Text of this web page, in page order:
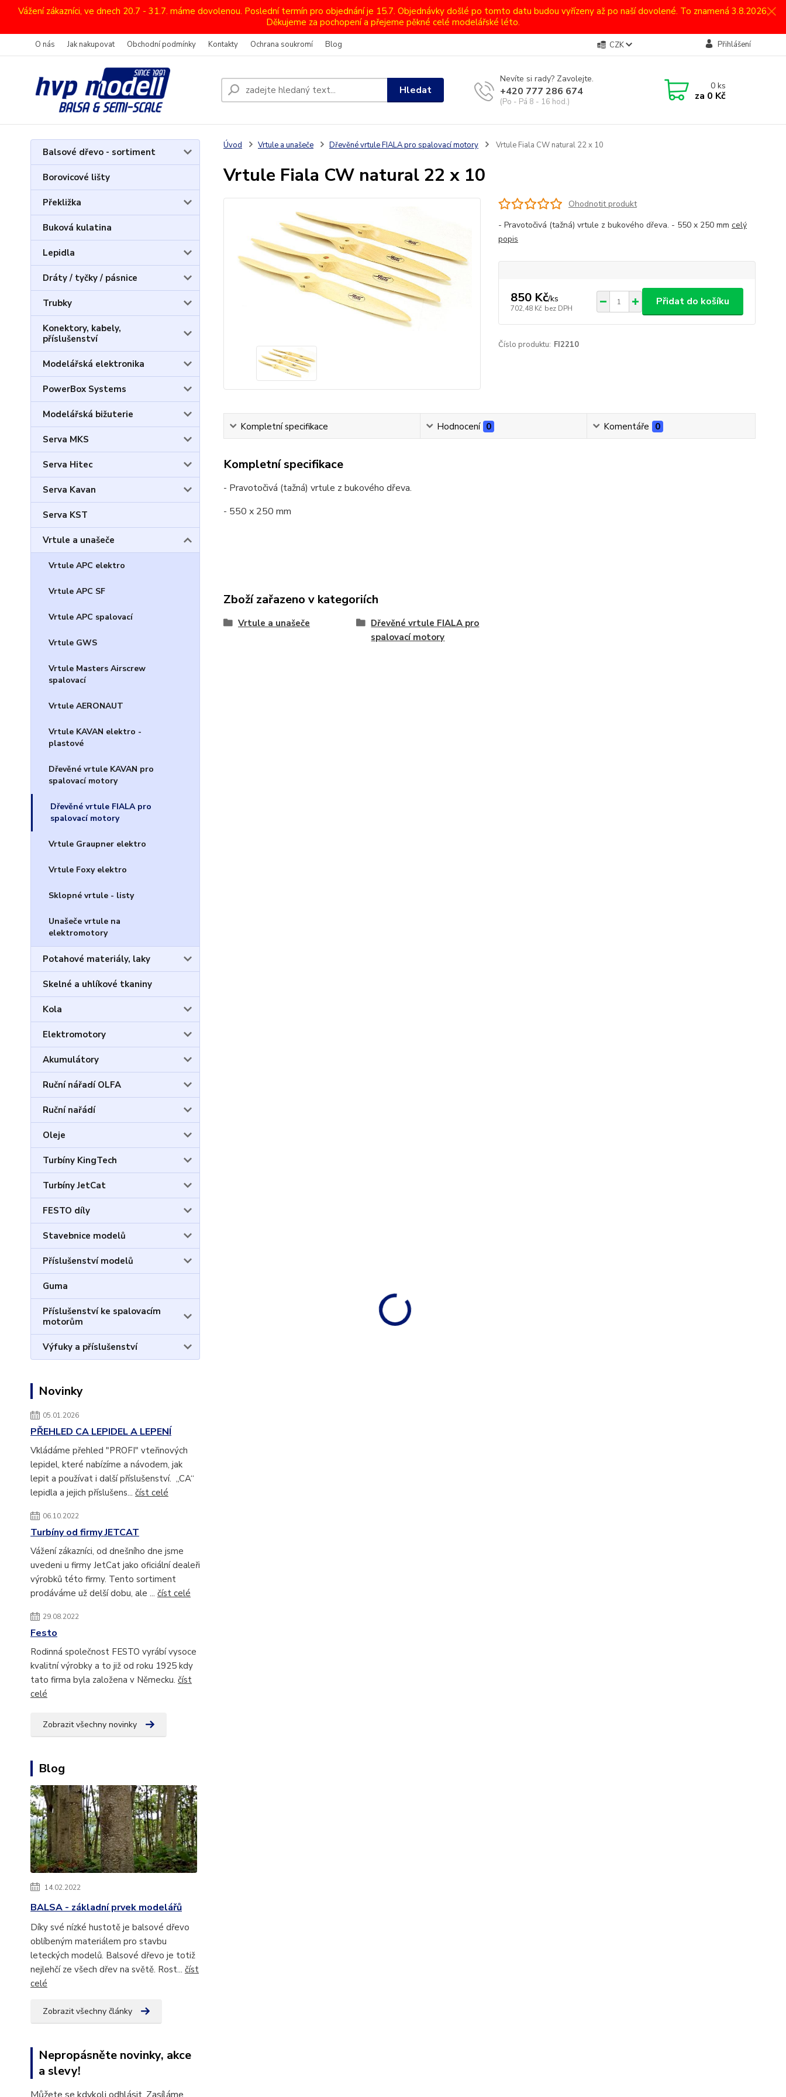
Vážení zákazníci, ve dnech 20.7 - 31.7. máme dovolenou. Poslední termín pro objednání je 15.7. Objednávky došlé po tomto datu budou vyřízeny až po naší dovolené. To znamená 3.8.2026.
Děkujeme za pochopení a přejeme pěkné celé modelářské léto.
O nás Jak nakupovat Obchodní podmínky Kontakty Ochrana soukromí Blog CZK Přihlášení
Hledat
Nevíte si rady? Zavolejte.
+420 777 286 674
(Po - Pá 8 - 16 hod.)
0ks
za 0 Kč
Balsové dřevo - sortiment
Borovicové lišty
Překližka
Buková kulatina
Lepidla
Dráty / tyčky / pásnice
Trubky
Konektory, kabely,
příslušenství
Modelářská elektronika
PowerBox Systems
Modelářská bižuterie
Serva MKS
Serva Hitec
Serva Kavan
Serva KST
Vrtule a unašeče
Vrtule APC elektro
Vrtule APC SF
Vrtule APC spalovací
Vrtule GWS
Vrtule Masters Airscrew
spalovací
Vrtule AERONAUT
Vrtule KAVAN elektro -
plastové
Dřevěné vrtule KAVAN pro
spalovací motory
Dřevěné vrtule FIALA pro
spalovací motory
Vrtule Graupner elektro
Vrtule Foxy elektro
Sklopné vrtule - listy
Unašeče vrtule na
elektromotory
Potahové materiály, laky
Skelné a uhlíkové tkaniny
Kola
Elektromotory
Akumulátory
Ruční nářadí OLFA
Ruční nařádí
Oleje
Turbíny KingTech
Turbíny JetCat
FESTO díly
Stavebnice modelů
Příslušenství modelů
Guma
Příslušenství ke spalovacím
motorům
Výfuky a příslušenství
Novinky
05.01.2026
PŘEHLED CA LEPIDEL A LEPENÍ
Vkládáme přehled "PROFI" vteřinových
lepidel, které nabízíme a návodem, jak
lepit a používat i další příslušenství. „CA“
lepidla a jejich příslušens... číst celé
06.10.2022
Turbíny od firmy JETCAT
Vážení zákazníci, od dnešního dne jsme
uvedeni u firmy JetCat jako oficiální dealeři
výrobků této firmy. Tento sortiment
prodáváme už delší dobu, ale ... číst celé
29.08.2022
Festo
Rodinná společnost FESTO vyrábí vysoce
kvalitní výrobky a to již od roku 1925 kdy
tato firma byla založena v Německu. číst
celé
Zobrazit všechny novinky
Blog
14.02.2022
BALSA - základní prvek modelářů
Díky své nízké hustotě je balsové dřevo
oblíbeným materiálem pro stavbu
leteckých modelů. Balsové dřevo je totiž
nejlehčí ze všech dřev na světě. Rost... číst
celé
Zobrazit všechny články
Nepropásněte novinky, akce
a slevy!
Úvod Vrtule a unašeče Dřevěné vrtule FIALA pro spalovací motory Vrtule Fiala CW natural 22 x 10
Vrtule Fiala CW natural 22 x 10
Ohodnotit produkt
- Pravotočivá (tažná) vrtule z bukového dřeva. - 550 x 250 mm celý
popis
850 Kč/ks
702,48 Kč bez DPH
Přidat do košíku
Číslo produktu: FI2210
Kompletní specifikace Hodnocení 0 Komentáře 0
Kompletní specifikace
- Pravotočivá (tažná) vrtule z bukového dřeva.
- 550 x 250 mm
Zboží zařazeno v kategoriích
Vrtule a unašeče
Dřevěné vrtule FIALA pro
spalovací motory